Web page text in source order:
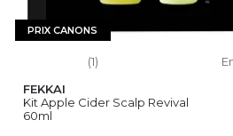
PRIX CANONS
(1)
FEKKAI
Kit Apple Cider Scalp Revival
60ml